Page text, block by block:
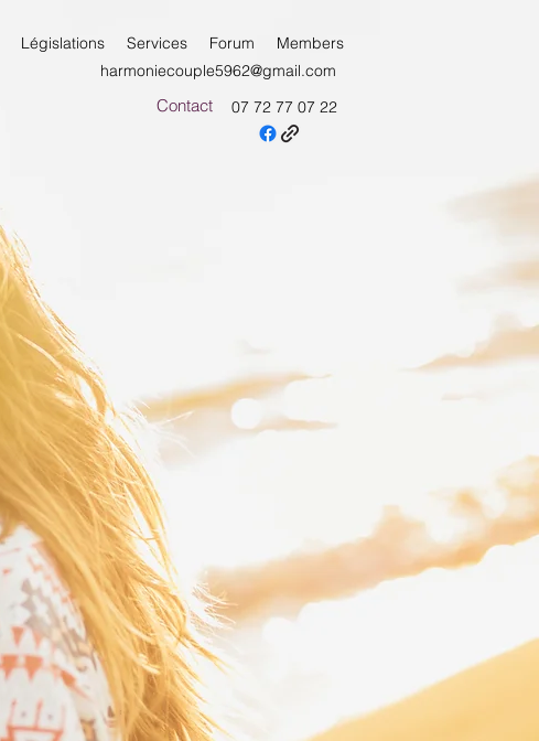
Législations Services Forum
Members
harmoniecouple5962@gmail.com
Contact 07 72 77 07 22